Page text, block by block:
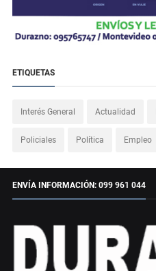
ETIQUETAS
Interés General Actualidad
Policiales Política Empleo
ENVÍA INFORMACIÓN: 099 961 044